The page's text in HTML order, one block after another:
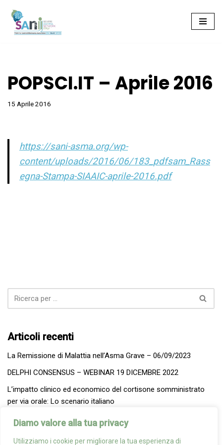
Diamo valore alla tua privacy
Utilizziamo i cookie per migliorare la tua esperienza di
Vai
POPSCI.IT – Aprile 2016
15 Aprile 2016
https://sani-asma.org/wp-
content/uploads/2016/06/183_pdfsam_Rass
egna-Stampa-SIAAIC-aprile-2016.pdf
Articoli recenti
La Remissione di Malattia nell’Asma Grave – 06/09/2023
DELPHI CONSENSUS – WEBINAR 19 DICEMBRE 2022
L’impatto clinico ed economico del cortisone somministrato
per via orale: Lo scenario italiano
Rassegna Stampa 17-18/04/2021 – Covid, «troppo cortisone
agli asmatici può ridurre l’efficacia del vaccino»: la campagna
sull’uso orale del farmaco